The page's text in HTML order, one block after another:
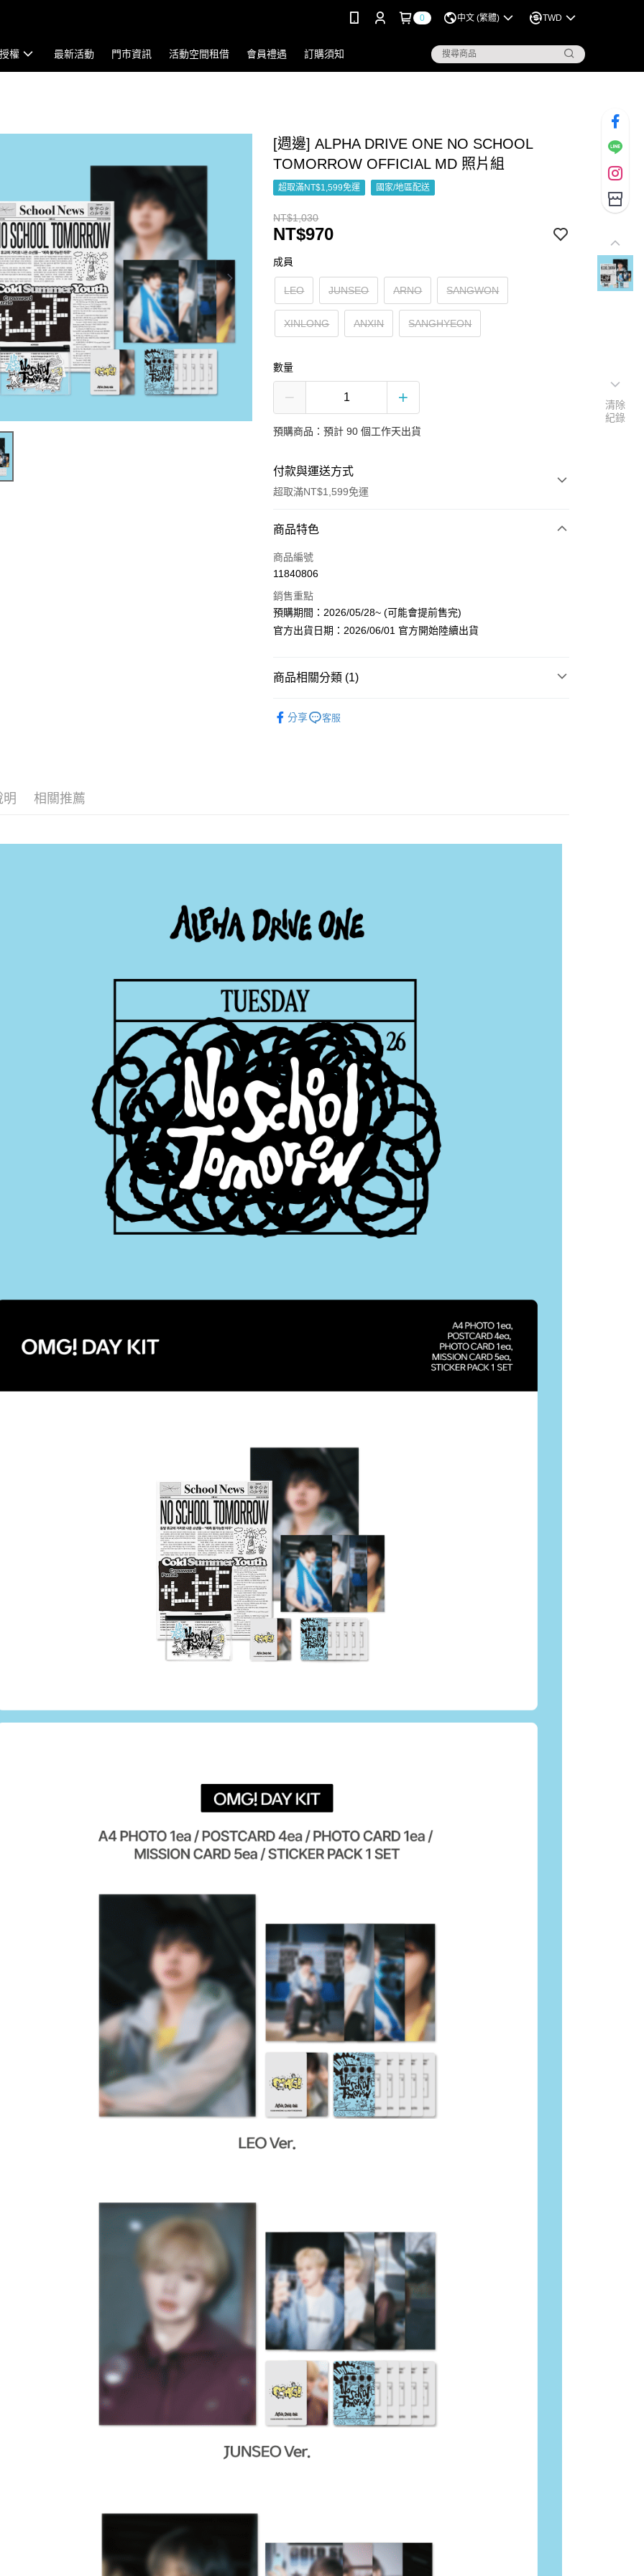
0 中文 (繁體) TWD
權 最新活動 門市資訊 活動空間租借 會員禮遇 訂購須知
[週邊] ALPHA DRIVE ONE NO SCHOOL
TOMORROW OFFICIAL MD 照片組
超取滿NT$1,599免運 國家/地區配送
NT$1,030
NT$970
成員
LEO JUNSEO ARNO SANGWON
XINLONG ANXIN SANGHYEON
數量
預購商品：預計 90 個工作天出貨
付款與運送方式
超取滿NT$1,599免運
付款方式
信用卡一次付款
LINE Pay
Apple Pay
AFTEE先享後付
※ 請注意：結帳手續完成當下不需立刻繳費，但若您需要取消訂單，請聯
絡購買商品的店家。未經商家同意取消之訂單仍視為有效，需透過AFTEE
先享後付繳納相關費用。
付客戶支援中心」https://netprotections.freshdesk.com/support/home
【注意事項】
１．透過由恩沛科技股份有限公司提供之「AFTEE先享後付」服務完成之
交易，需依本服務之必要範圍內提供個人資料，並將交易相關給付款項請
求債權轉讓予恩沛科技股份有限公司。
２．關於個人資料處理事宜，請瀏覽以下網址：
https://aftee.tw/terms/#terms3
３．未成年的使用者請事先徵得法定代理人或監護人之同意方可使用
「AFTEE先享後付」，若未經同意申辦者引起之損失，本公司不負相關責
任。
４．使用「AFTEE先享後付」時，將依據個別帳號之用戶狀況，依本公司
即時審查核予不同之上限額度；若仍有額度不足之情形，本公司將視審查
結果請求用戶進行身份認證。
５．嚴禁一人註冊多個帳號或使用他人資訊註冊。若發現惡意使用之情
形，恩沛科技股份有限公司將有權停止該用戶之使用額度並採取法律行
動。
7-11取貨付款
每筆NT$60，滿NT$1,599(含以上)免運費
每筆NT$60，滿NT$1,599(含以上)免運費
新竹貨運
每筆NT$90
宅配 (離島)
每筆NT$200
付款後門市自取
免運費
亞洲國家/地區配送
北美國家/地區配送
歐洲國家/地區配送
商品特色
商品編號
11840806
銷售重點
預購期間：2026/05/28~ (可能會提前售完)
官方出貨日期：2026/06/01 官方開始陸續出貨
商品相關分類 (1)
分享
客服
明 相關推薦
清除
紀錄